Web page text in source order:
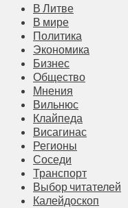
В Литве
В мире
Политика
Экономика
Бизнес
Общество
Мнения
Вильнюс
Клайпеда
Висагинас
Регионы
Соседи
Транспорт
Выбор читателей
Калейдоскоп